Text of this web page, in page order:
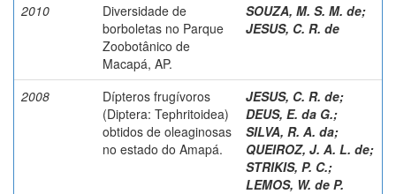
2010
Diversidade de
borboletas no Parque
Zoobotânico de
Macapá, AP.
SOUZA, M. S. M. de;
JESUS, C. R. de
2008
Dípteros frugívoros
(Diptera: Tephritoidea)
obtidos de oleaginosas
no estado do Amapá.
JESUS, C. R. de;
DEUS, E. da G.;
SILVA, R. A. da;
QUEIROZ, J. A. L. de;
STRIKIS, P. C.;
LEMOS, W. de P.